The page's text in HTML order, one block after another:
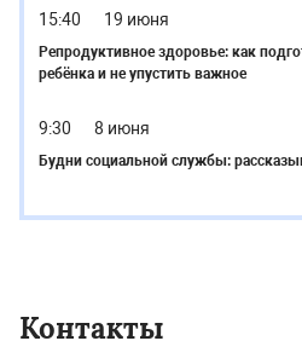
15:40 19 июня
Репродуктивное здоровье: как
ребёнка и не упустить важное
9:30 8 июня
Будни социальной службы:
Контакты